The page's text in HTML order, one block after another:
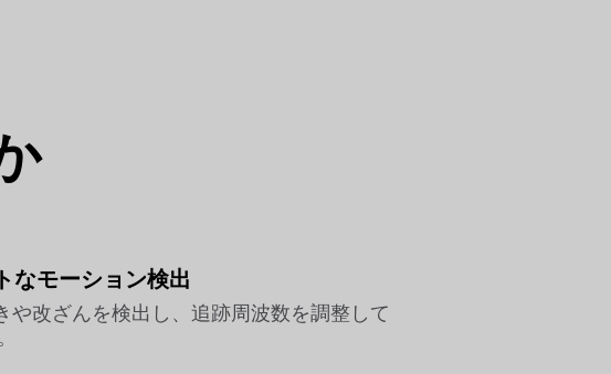
なモーション検出
や改ざんを検出し、追跡周波数を調整して